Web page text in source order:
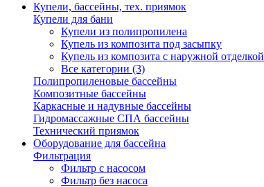
Купели, бассейны, тех. приямок
Купели для бани
Купели из полипропилена
Купель из композита под засыпку
Купель из композита с наружной отделкой
Все категории (3)
Полипропиленовые бассейны
Композитные бассейны
Каркасные и надувные бассейны
Гидромассажные СПА бассейны
Технический приямок
Оборудование для бассейна
Фильтрация
Фильтр с насосом
Фильтр без насоса